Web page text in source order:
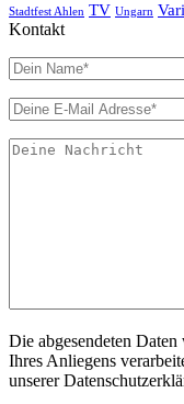
Stadtfest Ahlen TV Ungarn
Kontakt
Die abgesendeten
Ihres Anliegens
unserer